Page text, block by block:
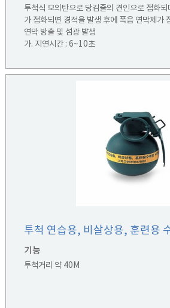
투척식 모의탄으로 당김줄의 견인으로 점화되
가 점화되면 경적을 발생 후에 폭음 연막제가
연막 방출 및 섬광 발생
가. 지연시간 : 6~10초
다. 폭음 / 섬광 : 평균 130 ± dB / 평균
투척 연습용, 비살상용, 훈련용
기능
투척거리 약 40M